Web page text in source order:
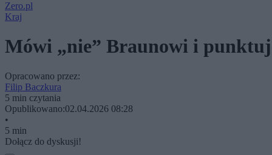
Zero.pl
Kraj
Mówi „nie” Braunowi i
Opracowano przez:
Filip Baczkura
5 min czytania
Opublikowano:02.04.2026 08:28
•
5 min
Dołącz do dyskusji!